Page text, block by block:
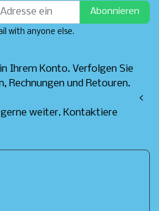
Abonnieren
with anyone else.
Ihrem Konto. Verfolgen Sie
Rechnungen und Retouren.
weiter. Kontaktiere
<